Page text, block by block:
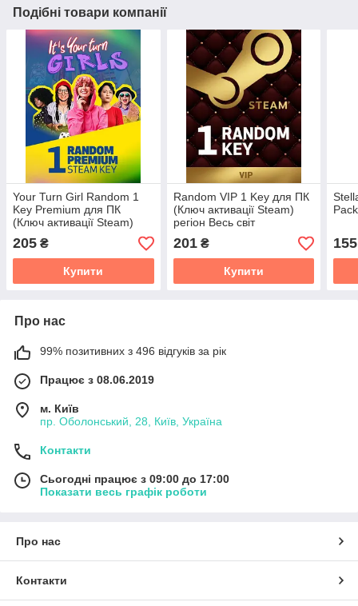
Подібні товари компанії
Your Turn Girl Random 1
Key Premium для ПК
(Ключ активації Steam)
регіон Весь світ
205 ₴
Купити
Random VIP 1 Key для ПК
(Ключ активації Steam)
регіон Весь світ
201₴
Купити
155
Про нас
99% позитивних з 496 відгуків за рік
Працює з 08.06.2019
м. Київ
пр. Оболонський, 28, Київ, Україна
Контакти
Сьогодні працює з 09:00 до 17:00
Показати весь графік роботи
Про нас
Контакти